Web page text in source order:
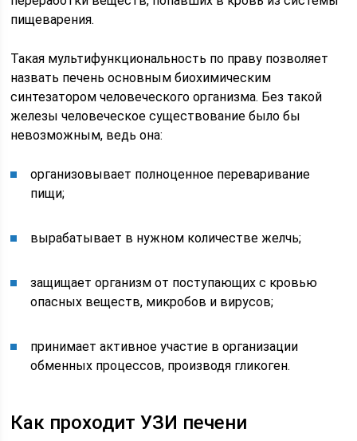
пищеварения.
Такая мультифункциональность по праву позволяет
назвать печень основным биохимическим
синтезатором человеческого организма. Без такой
железы человеческое существование было бы
невозможным, ведь она:
организовывает полноценное переваривание
пищи;
вырабатывает в нужном количестве желчь;
защищает организм от поступающих с кровью
опасных веществ, микробов и вирусов;
принимает активное участие в организации
обменных процессов, производя гликоген.
Как проходит УЗИ печени